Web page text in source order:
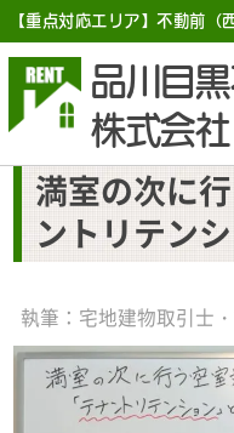
【重点対応エリア】不動前（
品川目
株式会社
満室の次に
ントリテン
執筆：宅地建物取引士